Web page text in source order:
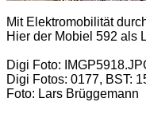
Mit Elektromobilität
Hier der Mobiel 592 als
Digi Foto:
Digi Fotos: 0177, BST:
Foto: Lars Brüggemann